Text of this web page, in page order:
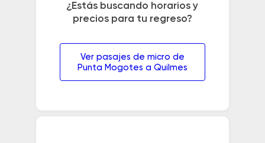
¿Estás buscando horarios y
precios para tu regreso?
Ver pasajes de micro de
Punta Mogotes a Quilmes